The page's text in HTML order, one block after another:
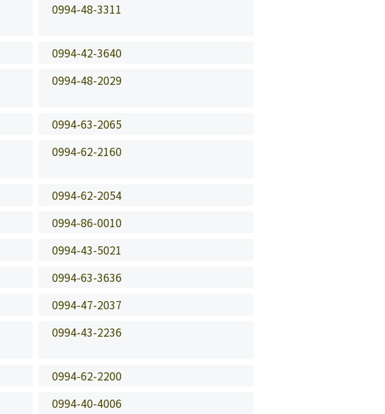
0994-48-3311
0994-42-3640
0994-48-2029
0994-63-2065
0994-62-2160
0994-62-2054
0994-86-0010
0994-43-5021
0994-63-3636
0994-47-2037
0994-43-2236
0994-62-2200
0994-40-4006